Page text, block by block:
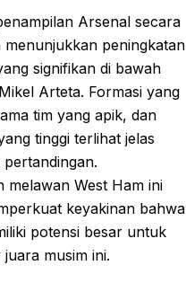
Arsenal secara
menunjukkan peningkatan
signifikan di bawah
Arteta. Formasi yang
tim yang apik, dan
tinggi terlihat jelas
pertandingan.
melawan West Ham ini
keyakinan bahwa
potensi besar untuk
musim ini.